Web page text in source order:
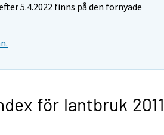
5.4.2022 finns på den förnyade
för lantbruk 2011